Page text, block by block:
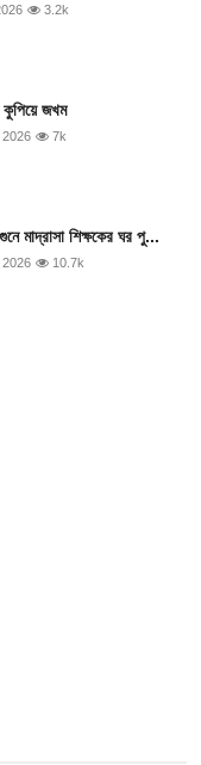
3.2k
কুপিয়ে জখম
2026 7k
মাদ্রাসা শিক্ষকের ঘর পু...
2026 10.7k